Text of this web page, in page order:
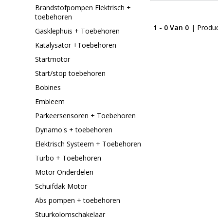
Brandstofpompen Elektrisch +
toebehoren
Gasklephuis + Toebehoren
Katalysator +Toebehoren
Startmotor
Start/stop toebehoren
Bobines
Embleem
Parkeersensoren + Toebehoren
Dynamo's + toebehoren
Elektrisch Systeem + Toebehoren
Turbo + Toebehoren
Motor Onderdelen
Schuifdak Motor
Abs pompen + toebehoren
Stuurkolomschakelaar
1 - 0 Van 0 |